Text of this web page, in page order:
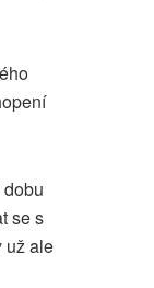
se s
už ale